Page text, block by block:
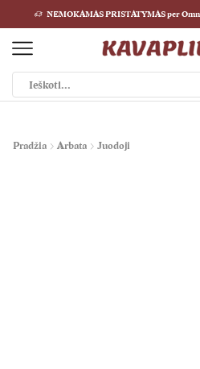
NEMOKAMAS PRISTATYMAS per
Pradžia Arbata Juodoji